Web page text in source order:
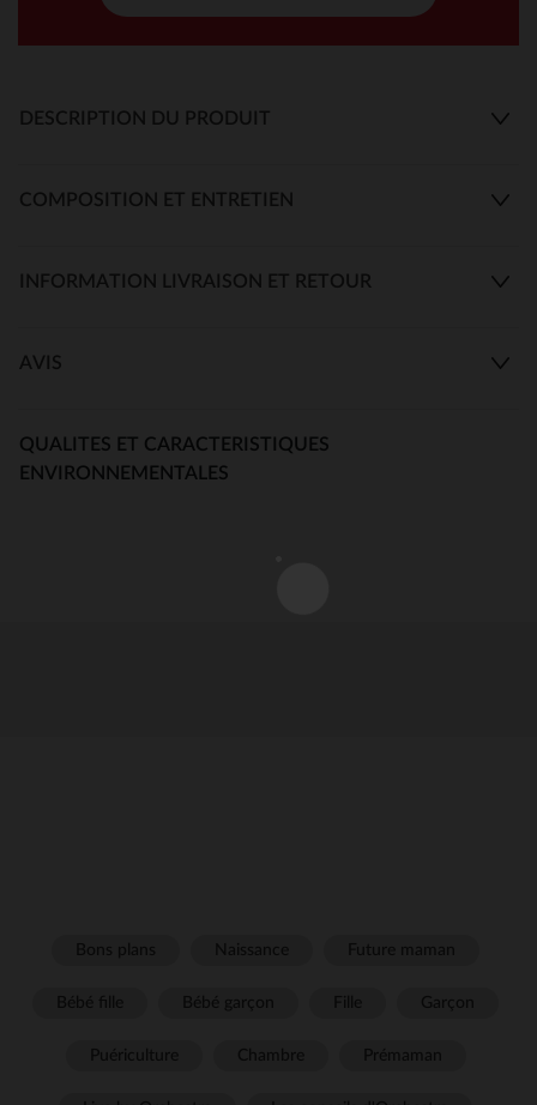
DESCRIPTION DU PRODUIT
COMPOSITION ET ENTRETIEN
INFORMATION LIVRAISON ET RETOUR
AVIS
QUALITES ET CARACTERISTIQUES
ENVIRONNEMENTALES